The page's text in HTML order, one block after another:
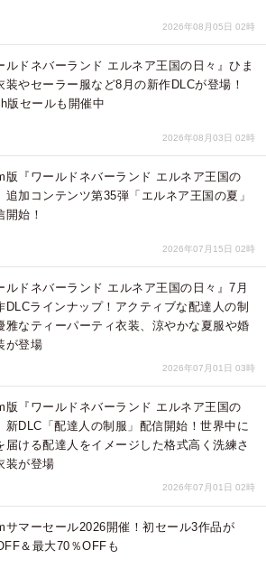
2026年08月05日 02時
ルドネバーランド エルネア王国の日々』ひま
装やセーラー服など8月の新作DLCが登場！
版セールも開催中
2026年08月03日 02時
版『ワールドネバーランド エルネア王国の
追加コンテンツ第35弾「エルネア王国の夏」
開始！
2026年07月15日 02時
ルドネバーランド エルネア王国の日々』7月
DLCラインナップ！アクティブな配達人の制
雅なティーパーティ衣装、涼やかな夏服や婚
が登場
2026年07月01日 03時
版『ワールドネバーランド エルネア王国の
新DLC「配達人の制服」配信開始！世界中に
届ける配達人をイメージした格式高く洗練さ
装が登場
2026年07月01日 02時
サマーセール2026開催！初セール3作品が
＆最大70％OFFも